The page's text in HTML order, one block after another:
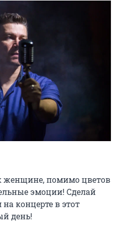
помимо цветов
эмоции! Сделай
концерте в этот
день!